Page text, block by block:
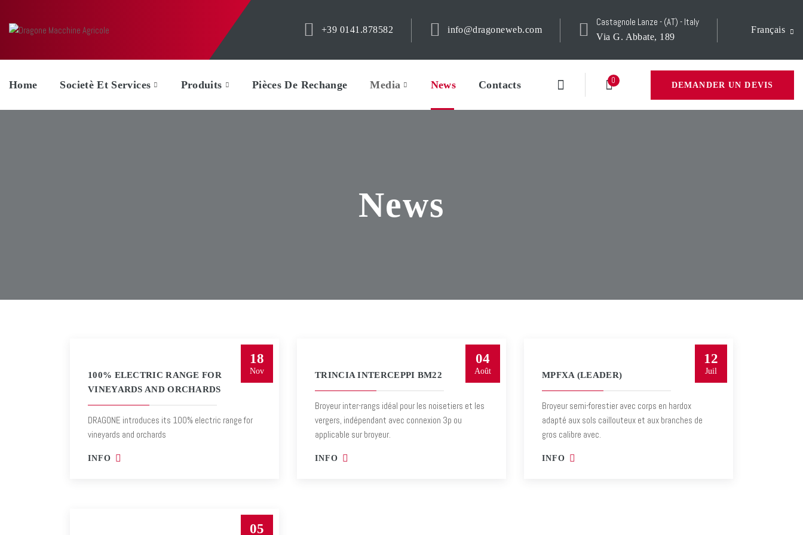
+39 0141.878582 info@dragoneweb.com
Castagnole Lanze - (AT) - Italy
Via G. Abbate, 189
Français
Home Societè Et Services Produits Pièces De Rechange Media News Contacts 0 DEMANDER UN DEVIS
News
18
Nov
100% ELECTRIC RANGE FOR
VINEYARDS AND ORCHARDS
DRAGONE introduces its 100% electric range for
vineyards and orchards
INFO
04
Août
TRINCIA INTERCEPPI BM22
Broyeur inter-rangs idéal pour les noisetiers et les
vergers, indépendant avec connexion 3p ou
applicable sur broyeur.
INFO
12
Juil
MPFXA (LEADER)
Broyeur semi-forestier avec corps en hardox
adapté aux sols caillouteux et aux branches de
gros calibre avec.
INFO
05